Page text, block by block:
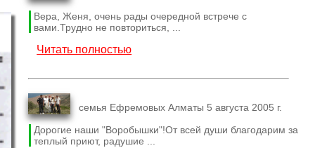
Вера, Женя, очень рады очередной встрече с
вами.Трудно не повториться, ...
Читать полностью
семья Ефремовых Алматы 5 августа 2005 г.
Дорогие наши "Воробышки"!От всей души благодарим за
теплый приют, радушие ...